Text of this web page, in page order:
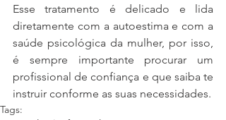
Esse tratamento é delicado e lida
diretamente com a autoestima e com a
saúde psicológica da mulher, por isso,
é sempre importante procurar um
profissional de confiança e que saiba te
instruir conforme as suas necessidades.
Tags: